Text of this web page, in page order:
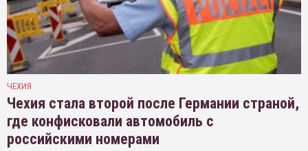
ЧЕХИЯ
Чехия стала второй после Германии страной,
где конфисковали автомобиль с
российскими номерами